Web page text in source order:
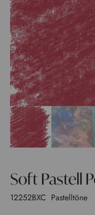
Soft Pastell
12252BXC Pastelltöne